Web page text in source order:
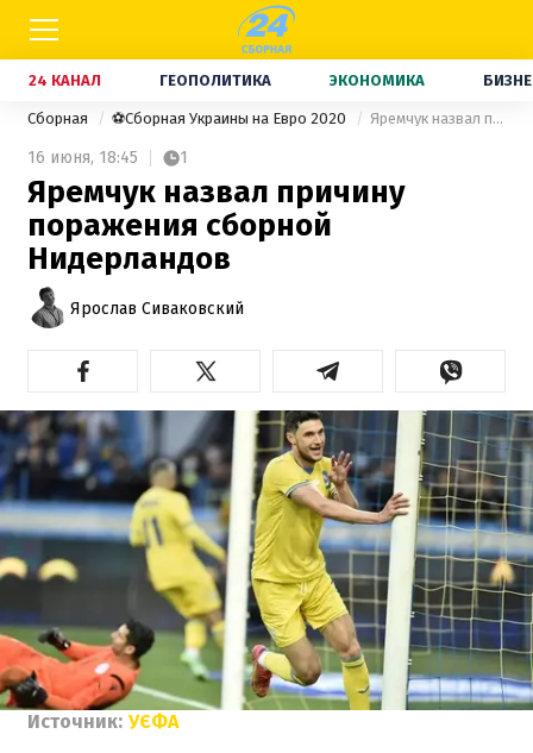
24 КАНАЛ ГЕОПОЛИТИКА ЭКОНОМИКА
Сборная ⚽Сборная Украины на Евро 2020 Яремчук назвал причину поражения сборной Нидерландов
16 июня, 18:45 1
Яремчук назвал причину
поражения сборной
Нидерландов
Ярослав Сиваковский
Источник: УЄФА